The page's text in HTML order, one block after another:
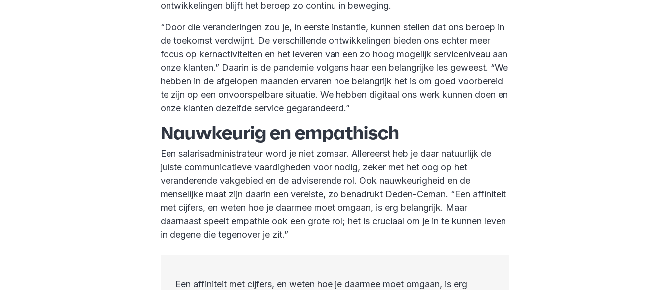
ontwikkelingen blijft het beroep zo continu in beweging.
“Door die veranderingen zou je, in eerste instantie, kunnen stellen dat ons beroep in
de toekomst verdwijnt. De verschillende ontwikkelingen bieden ons echter meer
focus op kernactiviteiten en het leveren van een zo hoog mogelijk serviceniveau aan
onze klanten.” Daarin is de pandemie volgens haar een belangrijke les geweest. “We
hebben in de afgelopen maanden ervaren hoe belangrijk het is om goed voorbereid
te zijn op een onvoorspelbare situatie. We hebben digitaal ons werk kunnen doen en
onze klanten dezelfde service gegarandeerd.”
Nauwkeurig en empathisch
Een salarisadministrateur word je niet zomaar. Allereerst heb je daar natuurlijk de
juiste communicatieve vaardigheden voor nodig, zeker met het oog op het
veranderende vakgebied en de adviserende rol. Ook nauwkeurigheid en de
menselijke maat zijn daarin een vereiste, zo benadrukt Deden-Ceman. “Een affiniteit
met cijfers, en weten hoe je daarmee moet omgaan, is erg belangrijk. Maar
daarnaast speelt empathie ook een grote rol; het is cruciaal om je in te kunnen leven
in degene die tegenover je zit.”
Een affiniteit met cijfers, en weten hoe je daarmee moet omgaan, is erg